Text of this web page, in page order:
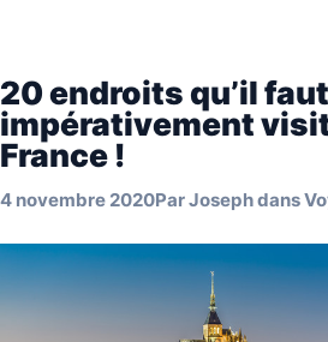
20 endroits qu’il faut
impérativement
France !
4 novembre 2020ParJosephdans